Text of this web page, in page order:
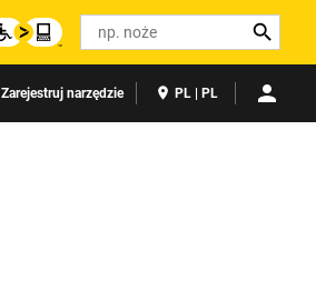
Search
Zarejestruj narzędzie PL | PL